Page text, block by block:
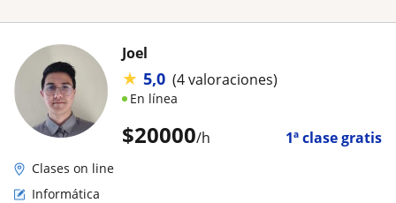
$20000/h 1ª clase gratis
Joel
★ 5,0 (4 valoraciones)
En línea
Clases on line
Informática